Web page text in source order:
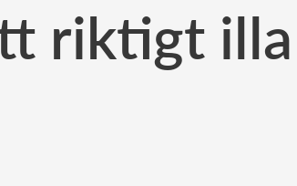
riktigt illa